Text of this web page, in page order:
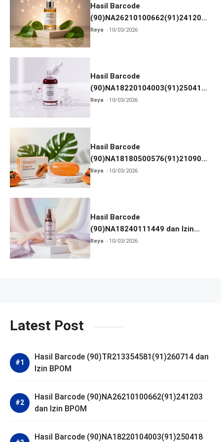
Hasil Barcode
(90)NA26210100662(91)241203
dan Izin BPOM
Reya 10/03/2026
Hasil Barcode
(90)NA18220104003(91)250418
dan Izin BPOM
Reya 10/03/2026
Hasil Barcode
(90)NA18180500576(91)210906
dan Izin BPOM
Reya 10/03/2026
Hasil Barcode
(90)NA18240111449 dan Izin
BPOM
Reya 10/03/2026
Latest Post
Hasil Barcode (90)TR213354581(91)260714 dan
Izin BPOM
Hasil Barcode (90)NA26210100662(91)241203
dan Izin BPOM
Hasil Barcode (90)NA18220104003(91)250418